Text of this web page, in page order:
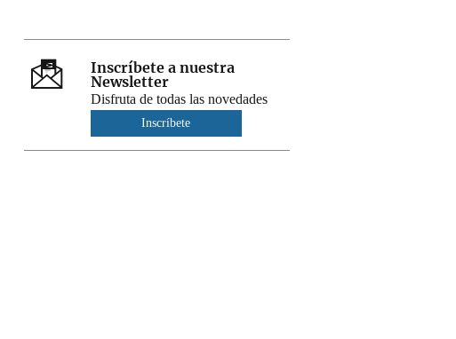
Inscríbete a nuestra
Newsletter
Disfruta de todas las novedades
Inscríbete